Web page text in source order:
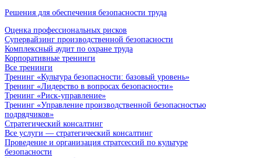
Решения для обеспечения безопасности труда
Оценка профессиональных рисков
Супервайзинг производственной безопасности
Комплексный аудит по охране труда
Корпоративные тренинги
Все тренинги
Тренинг «Культура безопасности: базовый уровень»
Тренинг «Лидерство в вопросах безопасности»
Тренинг «Риск-управление»
Тренинг «Управление производственной безопасностью
подрядчиков»
Стратегический консалтинг
Все услуги — стратегический консалтинг
Проведение и организация стратсессий по культуре
безопасности